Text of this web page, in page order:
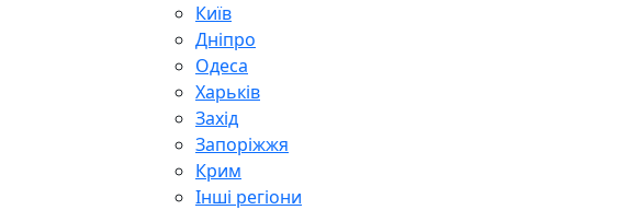
Київ
Дніпро
Одеса
Харьків
Захід
Запоріжжя
Крим
Інші регіони